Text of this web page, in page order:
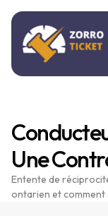
Une
Entente de
ontarien et comment